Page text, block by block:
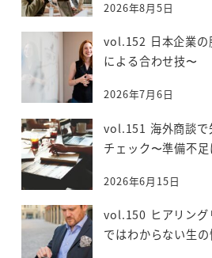
2026年8月5日
vol.152 日本企業の
による合わせ技〜
2026年7月6日
vol.151 海外商談で
チェック〜準備不
2026年6月15日
vol.150 ヒアリング
ではわからない生